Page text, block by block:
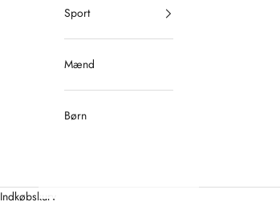
Sport
Mænd
Børn
Indkøbskurv